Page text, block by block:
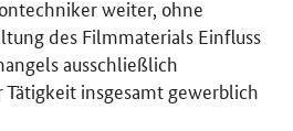
weiter, ohne
des Filmmaterials Einfluss
ausschließlich
insgesamt gewerblich